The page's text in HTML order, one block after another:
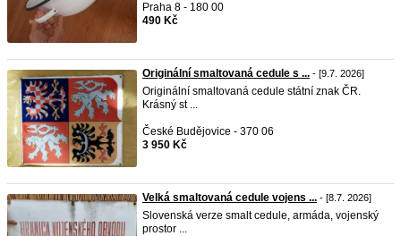
Praha 8 - 180 00
490 Kč
Originální smaltovaná cedule s ... - [9.7. 2026]
Originální smaltovaná cedule státní znak ČR.
Krásný st ...
České Budějovice - 370 06
3 950 Kč
Velká smaltovaná cedule vojens ... - [8.7. 2026]
Slovenská verze smalt cedule, armáda, vojenský
prostor ...